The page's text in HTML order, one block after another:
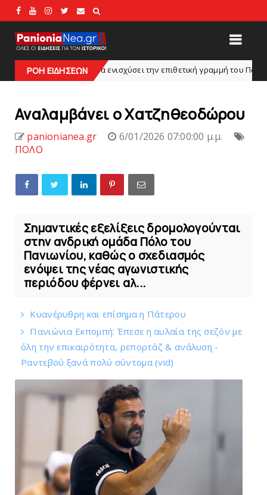
ΡΟΗ ΕΙΔΗΣΕΩΝ
να ενισχύσει την επιθετική γραμμή του Πανιωνίου
Αναλαμβάνει o Χατζηθεοδώρου
panionianea.gr
6/01/2026 07:00:00 μ.μ.
ΠΟΛΟ
Σημαντικές εξελίξεις δρομολογούνται
στην ανδρική ομάδα Πόλο του
Πανιωνίου, καθώς ο σχεδιασμός
ενόψει της νέας αγωνιστικής
περιόδου φέρνει αλ...
Kυανέρυθρη και επίσημα η Πάτερου
Πανιώνια Εκπομπή: Έπεσε η αυλαία της σεζόν με
όλη την επικαιρότητα, ρεπορτάζ & ανάλυση -
Ραντεβού ξανά πολύ σύντομα (vid)